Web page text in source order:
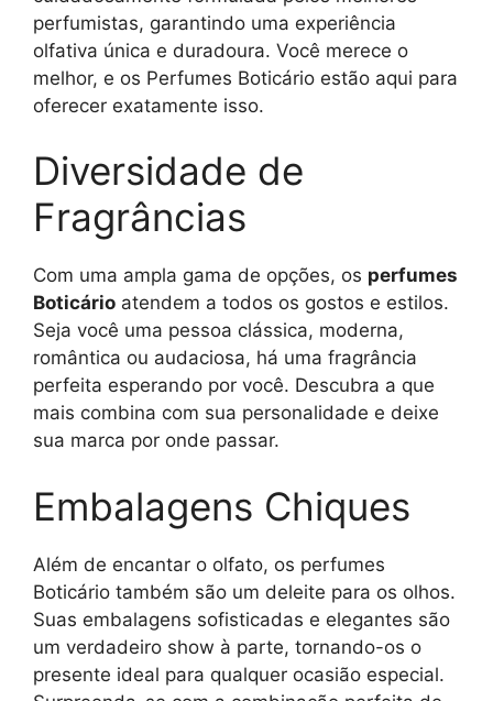
perfumistas, garantindo uma experiência
olfativa única e duradoura. Você merece o
melhor, e os Perfumes Boticário estão aqui para
oferecer exatamente isso.
Diversidade de
Fragrâncias
Com uma ampla gama de opções, os perfumes
Boticário atendem a todos os gostos e estilos.
Seja você uma pessoa clássica, moderna,
romântica ou audaciosa, há uma fragrância
perfeita esperando por você. Descubra a que
mais combina com sua personalidade e deixe
sua marca por onde passar.
Embalagens Chiques
Além de encantar o olfato, os perfumes
Boticário também são um deleite para os olhos.
Suas embalagens sofisticadas e elegantes são
um verdadeiro show à parte, tornando-os o
presente ideal para qualquer ocasião especial.